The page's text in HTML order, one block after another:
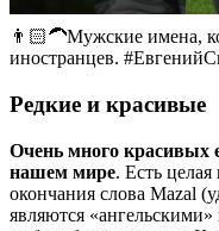
👨🏻‍🦱Мужские имена,
иностранцев.
Редкие и красивые
Очень много красивых
нашем мире. Есть
окончания слова Mazal
являются «ангельскими»